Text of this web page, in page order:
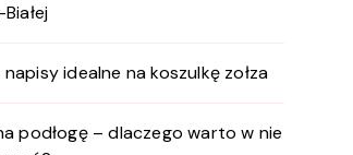
napisy idealne na koszulkę zołza
podłogę – dlaczego warto w nie